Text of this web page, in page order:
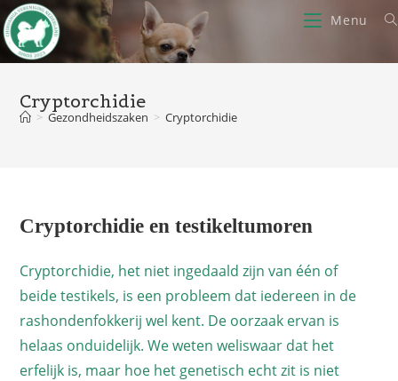
Ga
naar
inhoud
Menu
Cryptorchidie
> Gezondheidszaken > Cryptorchidie
Cryptorchidie en testikeltumoren
Cryptorchidie, het niet ingedaald zijn van één of
beide testikels, is een probleem dat iedereen in de
rashondenfokkerij wel kent. De oorzaak ervan is
helaas onduidelijk. We weten weliswaar dat het
erfelijk is, maar hoe het genetisch echt zit is niet